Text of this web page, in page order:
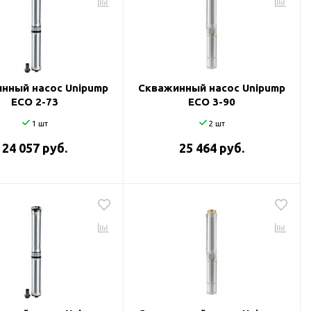
насос Unipump
ECO 2-73
1 шт
24 057 руб.
Скважинный насос Unipump
ECO 3-90
2 шт
25 464 руб.